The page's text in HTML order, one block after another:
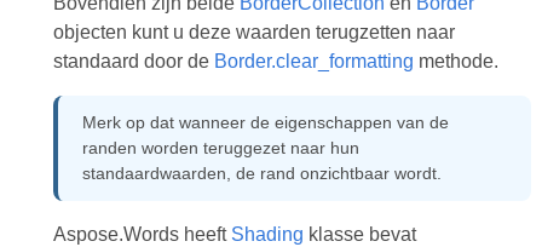
objecten kunt u deze waarden terugzetten naar
standaard door de Border.clear_formatting methode.
Merk op dat wanneer de eigenschappen van de
randen worden teruggezet naar hun
standaardwaarden, de rand onzichtbaar wordt.
Aspose.Words heeft Shading klasse bevat